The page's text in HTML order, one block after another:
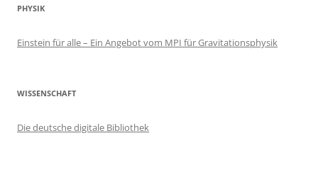
PHYSIK
Einstein für alle – Ein Angebot vom MPI für Gravitationsphysik
WISSENSCHAFT
Die deutsche digitale Bibliothek